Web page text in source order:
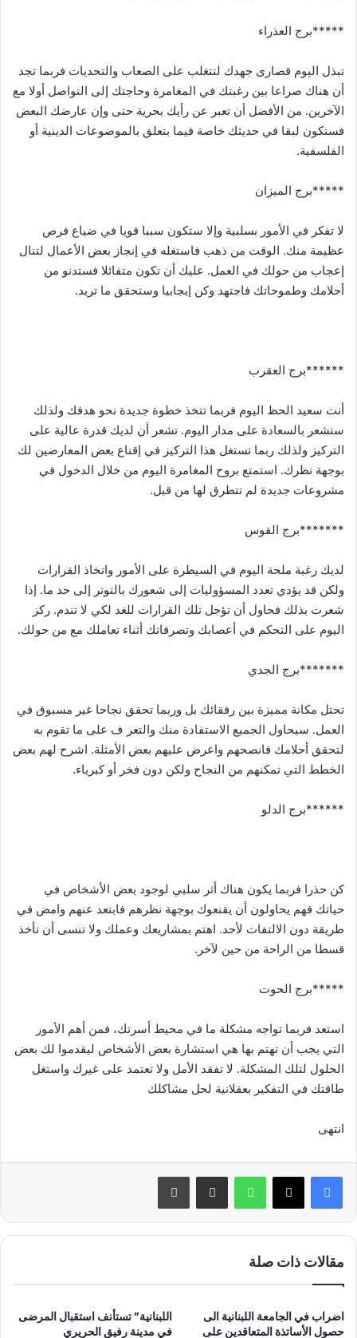
*****برج العذراء
تبذل اليوم قصارى جهدك لتتغلب على الصعاب والتحديات فربما تجد
أن هناك صراعا بين رغبتك في المغامرة وحاجتك إلى التواصل أولا مع
الآخرين. من الأفضل أن تعبر عن رأيك بحرية حتى وإن عارضك البعض
فستكون لبقا في حديثك خاصة فيما بتعلق بالموضوعات الدينية أو
الفلسفية.
*****برج الميزان
لا تفكر في الأمور بسلبية وإلا ستكون سببا قويا في ضياع فرص
عظيمة منك. الوقت من ذهب فاستغله في إنجاز بعض الأعمال لتنال
إعجاب من حولك في العمل. عليك أن تكون متفائلا فستدنو من
أحلامك وطموحاتك فاجتهد وكن إيجابيا وستحقق ما تريد.
******برج العقرب
أنت سعيد الحظ اليوم فربما تتخذ خطوة جديدة نحو هدفك ولذلك
ستشعر بالسعادة على مدار اليوم. تشعر أن لديك قدرة عالية على
التركيز ولذلك ربما تستغل هذا التركيز في إقناع بعض المعارضين لك
بوجهة نظرك. استمتع بروح المغامرة اليوم من خلال الدخول في
مشروعات جديدة لم تتطرق لها من قبل.
*******برج القوس
لديك رغبة ملحة اليوم في السيطرة على الأمور واتخاذ القرارات
ولكن قد يؤدي تعدد المسؤوليات إلى شعورك بالتوتر إلى حد ما. إذا
شعرت بذلك فحاول أن تؤجل تلك القرارات للغد لكي لا تندم. ركز
اليوم على التحكم في أعصابك وتصرفاتك أثناء تعاملك مع من حولك.
*******برج الجدي
تحتل مكانة مميزة بين رفقائك بل وربما تحقق نجاحا غير مسبوق في
العمل. سيحاول الجميع الاستفادة منك والتعر ف على ما تقوم به
لتحقق أحلامك فانصحهم واعرض عليهم بعض الأمثلة. اشرح لهم بعض
الخطط التي تمكنهم من النجاح ولكن دون فخر أو كبرياء.
******برج الدلو
كن حذرا فربما يكون هناك أثر سلبي لوجود بعض الأشخاص في
حياتك فهم يحاولون أن يقنعوك بوجهة نظرهم فابتعد عنهم وامض في
طريقة دون الالتفات لأحد. اهتم بمشاريعك وعملك ولا تنسى أن تأخذ
قسطا من الراحة من حين لآخر.
*****برج الحوت
استعد فربما تواجه مشكلة ما في محيط أسرتك، فمن أهم الأمور
التي يجب أن تهتم بها هي استشارة بعض الأشخاص ليقدموا لك بعض
الحلول لتلك المشكلة. لا تفقد الأمل ولا تعتمد على غيرك واستغل
طاقتك في التفكير بعقلانية لحل مشاكلك
انتهى
واتساب مشاركة عبر البريد طباعة
مقالات ذات صلة
اضراب في الجامعة اللبنانية الى
حصول الأساتذة المتعاقدين على
اللبنانية” تستأنف استقبال المرضى
في مدينة رفيق الحريري